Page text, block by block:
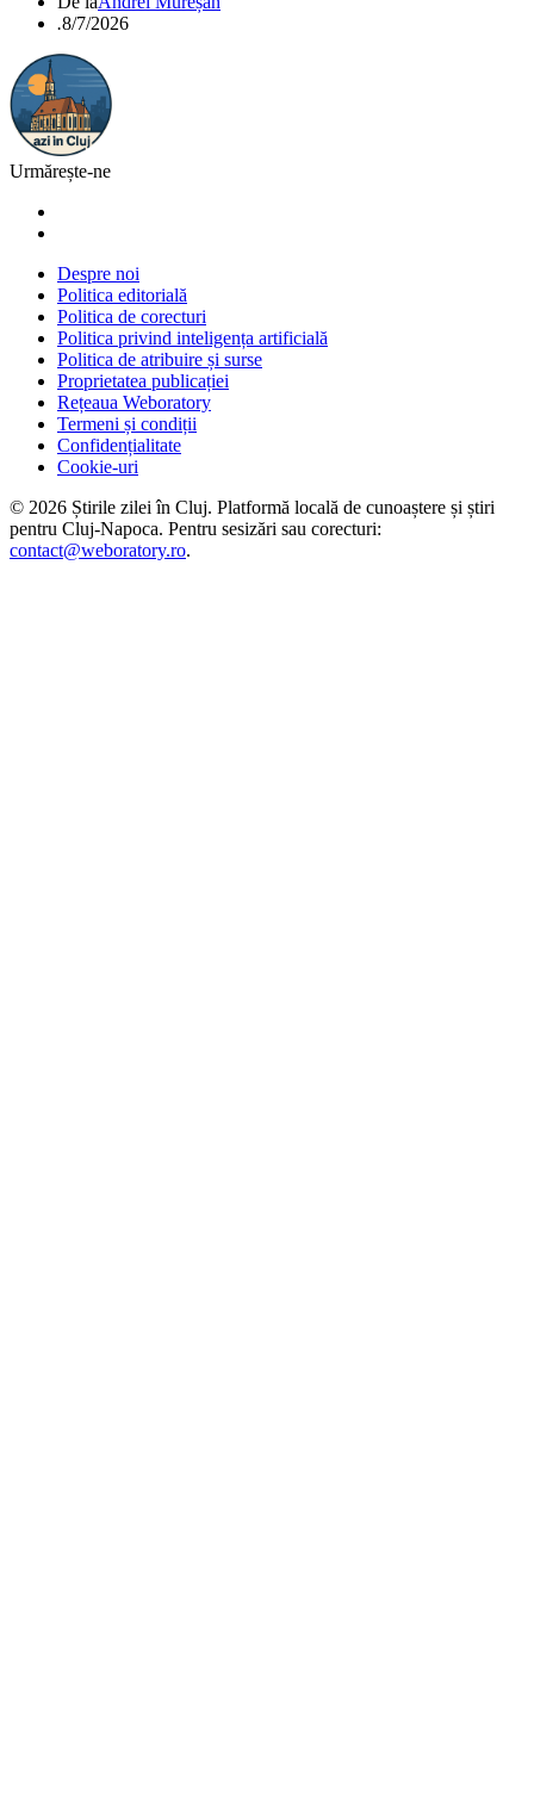
.8/7/2026
Urmărește-ne
Despre noi
Politica editorială
Politica de corecturi
Politica privind inteligența artificială
Politica de atribuire și surse
Proprietatea publicației
Rețeaua Weboratory
Termeni și condiții
Confidențialitate
Cookie-uri
© 2026 Știrile zilei în Cluj. Platformă locală de cunoaștere și știri
pentru Cluj-Napoca. Pentru sesizări sau corecturi:
contact@weboratory.ro.